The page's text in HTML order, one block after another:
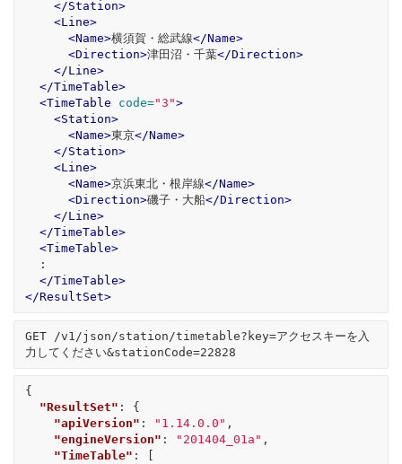
</Station>
<Line>
<Name>横須賀・総武線</Name>
<Direction>津田沼・千葉</Direction>
</Line>
</TimeTable>
<TimeTable
code="3">
<Station>
<Name>東京</Name>
</Station>
<Line>
<Name>京浜東北・根岸線</Name>
<Direction>磯子・大船</Direction>
</Line>
</TimeTable>
<TimeTable>
</TimeTable>
</ResultSet>
GET /v1/json/station/timetable?key=アクセスキーを入
{
"ResultSet" :
{
"apiVersion" : "1.14.0.0" ,
"engineVersion" : "201404_01a" ,
"TimeTable" :